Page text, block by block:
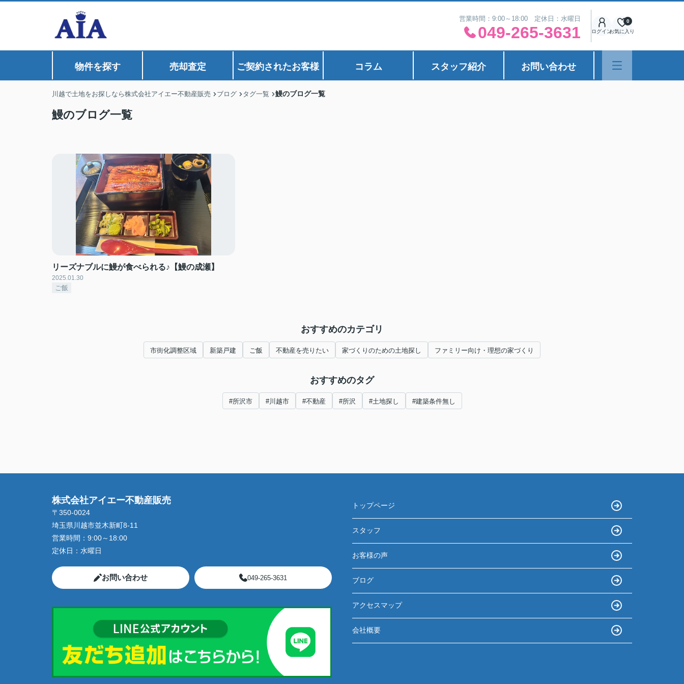
営業時間：9:00～18:00 定休日：水曜日
049-265-3631 ログインお気に入り
0
物件を探す 売却査定 ご契約されたお客様 コラム スタッフ紹介 お問い合わせ
川越で土地をお探しなら株式会社アイエー不動産販売 ブログ タグ一覧 鰻のブログ一覧
鰻のブログ一覧
リーズナブルに鰻が食べられる♪【鰻の成瀬】
2025.01.30
ご飯
おすすめのカテゴリ
市街化調整区域 新築戸建 ご飯 不動産を売りたい 家づくりのための土地探し ファミリー向け・理想の家づくり
おすすめのタグ
#所沢市 #川越市 #不動産 #所沢 #土地探し #建築条件無し
株式会社アイエー不動産販売
〒350-0024
埼玉県川越市並木新町8-11
営業時間： 9:00～18:00
定休日： 水曜日
お問い合わせ 049-265-3631
トップページ
スタッフ
お客様の声
ブログ
アクセスマップ
会社概要